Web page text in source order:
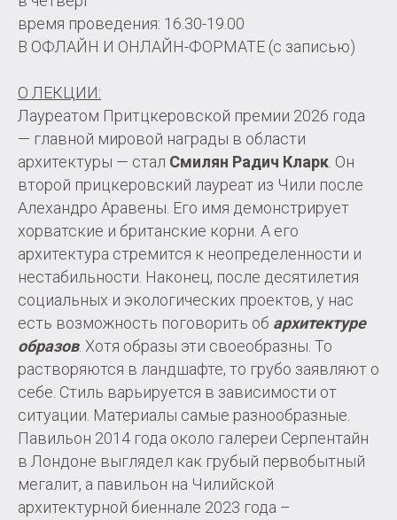
время проведения: 16.30-19.00
В ОФЛАЙН И ОНЛАЙН-ФОРМАТЕ (с записью)
О ЛЕКЦИИ:
Лауреатом Притцкеровской премии 2026 года
— главной мировой награды в области
архитектуры — стал Смилян Радич Кларк. Он
второй прицкеровский лауреат из Чили после
Алехандро Аравены. Его имя демонстрирует
хорватские и британские корни. А его
архитектура стремится к неопределенности и
нестабильности. Наконец, после десятилетия
социальных и экологических проектов, у нас
есть возможность поговорить об архитектуре
образов. Хотя образы эти своеобразны. То
растворяются в ландшафте, то грубо заявляют о
себе. Стиль варьируется в зависимости от
ситуации. Материалы самые разнообразные.
Павильон 2014 года около галереи Серпентайн
в Лондоне выглядел как грубый первобытный
мегалит, а павильон на Чилийской
архитектурной биеннале 2023 года –